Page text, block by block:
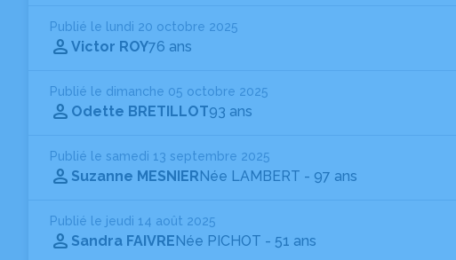
Publié le lundi 20 octobre 2025
Victor ROY76 ans
Publié le dimanche 05 octobre 2025
Odette BRETILLOT93 ans
Publié le samedi 13 septembre 2025
Suzanne MESNIERNée LAMBERT - 97 ans
Publié le jeudi 14 août 2025
Sandra FAIVRENée PICHOT - 51 ans